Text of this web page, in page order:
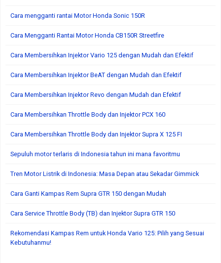
Cara mengganti rantai Motor Honda Sonic 150R
Cara Mengganti Rantai Motor Honda CB150R Streetfire
Cara Membersihkan Injektor Vario 125 dengan Mudah dan Efektif
Cara Membersihkan Injektor BeAT dengan Mudah dan Efektif
Cara Membersihkan Injektor Revo dengan Mudah dan Efektif
Cara Membersihkan Throttle Body dan Injektor PCX 160
Cara Membersihkan Throttle Body dan Injektor Supra X 125 FI
Sepuluh motor terlaris di Indonesia tahun ini mana favoritmu
Tren Motor Listrik di Indonesia: Masa Depan atau Sekadar Gimmick
Cara Ganti Kampas Rem Supra GTR 150 dengan Mudah
Cara Service Throttle Body (TB) dan Injektor Supra GTR 150
Rekomendasi Kampas Rem untuk Honda Vario 125: Pilih yang Sesuai
Kebutuhanmu!